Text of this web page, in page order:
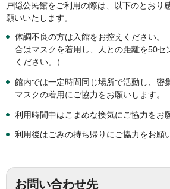
戸隠公民館をご利用の際は、以下のとおり
願いいたします。
体調不良の方は入館をお控えください。
合はマスクを着用し、人との距離を50セ
ください。）
館内では一定時間同じ場所で活動し、密
マスクの着用にご協力をお願いします。
利用時間中はこまめな換気にご協力をお
利用後はごみの持ち帰りにご協力をお願
お問い合わせ先